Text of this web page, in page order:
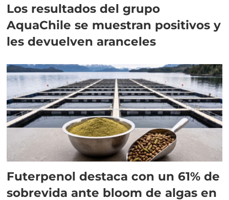
Los resultados del grupo
AquaChile se muestran positivos y
les devuelven aranceles
Futerpenol destaca con un 61% de
sobrevida ante bloom de algas en